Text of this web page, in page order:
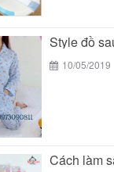
10/05/2019